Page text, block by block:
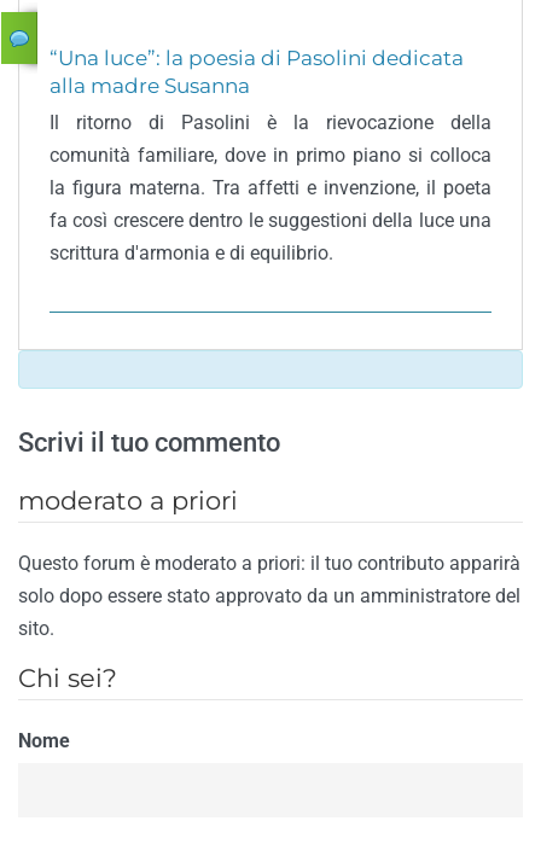
“Una luce”: la poesia di Pasolini dedicata
alla madre Susanna
Il ritorno di Pasolini è la rievocazione della
comunità familiare, dove in primo piano si colloca
la figura materna. Tra affetti e invenzione, il poeta
fa così crescere dentro le suggestioni della luce una
scrittura d'armonia e di equilibrio.
Scrivi il tuo commento
moderato a priori
Questo forum è moderato a priori: il tuo contributo apparirà
solo dopo essere stato approvato da un amministratore del
sito.
Chi sei?
Nome